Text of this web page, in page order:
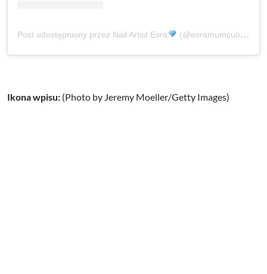
Post udostępniony przez Nail Artist Esra (@esramumcuoglu_nailstudio)
Ikona wpisu: (Photo by Jeremy Moeller/Getty Images)